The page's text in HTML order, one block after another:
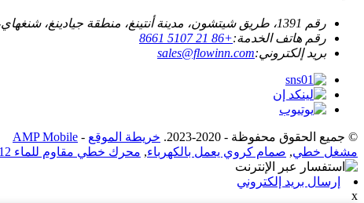
رقم 1391، طريق شيتشون، مدينة أنتينغ، منطقة جيادينغ، شنغهاي، جمهورية الصين الشعبية.
رقم هاتف الخدمة:+86 21 5107 8661
بريد إلكتروني:sales@flowinn.com
© جميع الحقوق محفوظة - 2020-2023. خريطة الموقع -
AMP Mobile
مشغل خطي, صمام كروي يعمل بالكهرباء, محرك خطي مقاوم للماء 12 فولت
إرسال بريد إلكتروني
x